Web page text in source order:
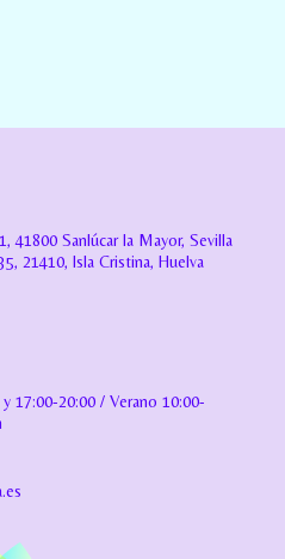
41800 Sanlúcar la Mayor, Sevilla
21410, Isla Cristina, Huelva
17:00-20:00 / Verano 10:00-